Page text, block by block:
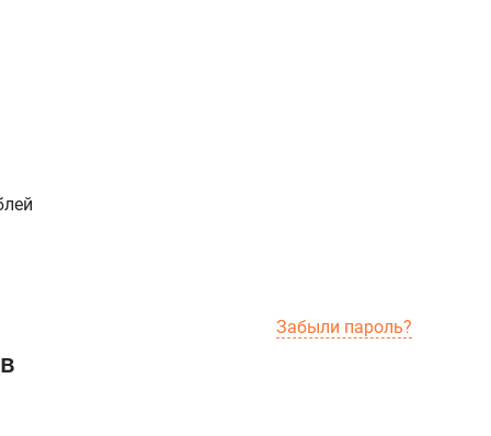
Забыли пароль?